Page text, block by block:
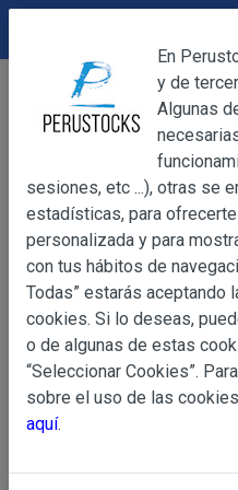
Bebidas Licores
OBJETO
Información
Básica
sobre
de Datos
OBJETO
Las presentes
web
YACARINE (en
La adquisición de
DEVOLUCIONES
En
y de
Algunas
sesiones, etc ...), otras se
estadísticas, para
personalizada y para
con tus hábitos de
Todas” estarás aceptando
cookies. Si lo deseas,
o de algunas de estas
“Seleccionar Cookies”.
sobre el uso de las
aquí.